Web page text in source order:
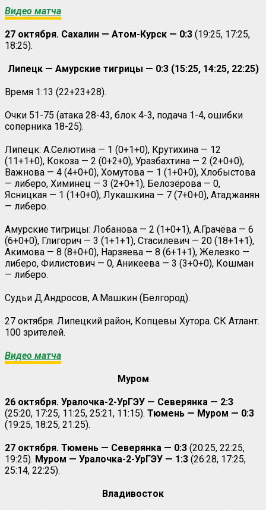
Видео матча
27 октября. Сахалин — Атом-Курск — 0:3 (19:25, 17:25,
18:25).
Липецк — Амурские тигрицы — 0:3 (15:25, 14:25, 22:25)
Время 1:13 (22+23+28).
Очки 51-75 (атака 28-43, блок 4-3, подача 1-4, ошибки
соперника 18-25).
Липецк: А.Селютина — 1 (0+1+0), Крутихина — 12
(11+1+0), Кокоза — 2 (0+2+0), Уразбахтина — 2 (2+0+0),
Важнова — 4 (4+0+0), Хомутова — 1 (1+0+0), Хлобыстова
— либеро, Химинец — 3 (2+0+1), Белозёрова — 0,
Ясницкая — 1 (1+0+0), Лукашкина — 7 (7+0+0), Атаджанян
— либеро.
Амурские тигрицы: Лобанова — 2 (1+0+1), А.Грачёва — 6
(6+0+0), Глигорич — 3 (1+1+1), Стасилевич — 20 (18+1+1),
Акимова — 8 (8+0+0), Нарзяева — 8 (6+1+1), Железко —
либеро, Филистович — 0, Аникеева — 3 (3+0+0), Кошман
— либеро.
Судьи Д.Андросов, А.Машкин (Белгород).
27 октября. Липецкий район, Копцевы Хутора. СК Атлант.
100 зрителей.
Видео матча
Муром
26 октября. Уралочка-2-УрГЭУ — Северянка — 2:3
(25:20, 17:25, 11:25, 25:21, 11:15). Тюмень — Муром — 0:3
(19:25, 18:25, 21:25).
27 октября. Тюмень — Северянка — 0:3 (20:25, 22:25,
19:25). Муром — Уралочка-2-УрГЭУ — 1:3 (26:28, 17:25,
25:14, 22:25).
Владивосток